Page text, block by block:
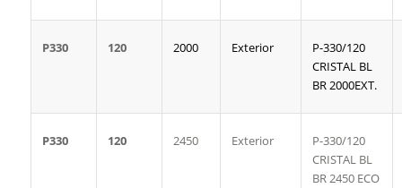
P330 120 2000 Exterior
P-330/120
CRISTAL BL
BR 2000EXT.
P330 120 2450 Exterior
P-330/120
CRISTAL BL
BR 2450 ECO